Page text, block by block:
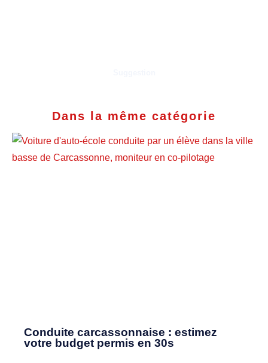
Dans la même catégorie
Conduite carcassonnaise : estimez
votre budget permis en 30s